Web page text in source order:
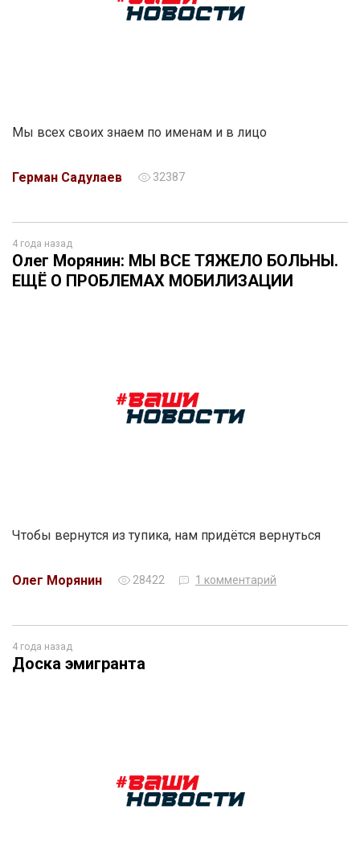
Мы всех своих знаем по именам и в лицо
Герман Садулаев 32387
4 года назад
Олег Морянин: МЫ ВСЕ ТЯЖЕЛО БОЛЬНЫ.
ЕЩЁ О ПРОБЛЕМАХ МОБИЛИЗАЦИИ
Чтобы вернутся из тупика, нам придётся вернуться
Олег Морянин 28422 1 комментарий
4 года назад
Доска эмигранта